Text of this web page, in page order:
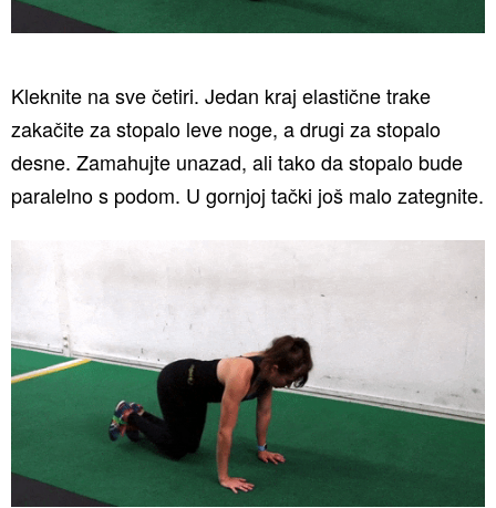
Kleknite na sve četiri. Jedan kraj elastične trake
zakačite za stopalo leve noge, a drugi za stopalo
desne. Zamahujte unazad, ali tako da stopalo bude
paralelno s podom. U gornjoj tački još malo zategnite.